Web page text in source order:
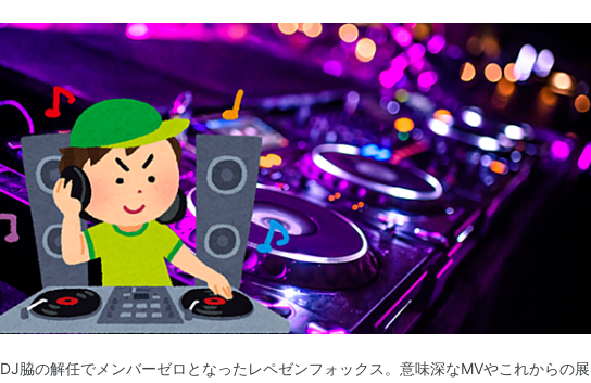
DJ脇の解任でメンバーゼロとなったレペゼンフォックス。意味深なMVやこれからの展